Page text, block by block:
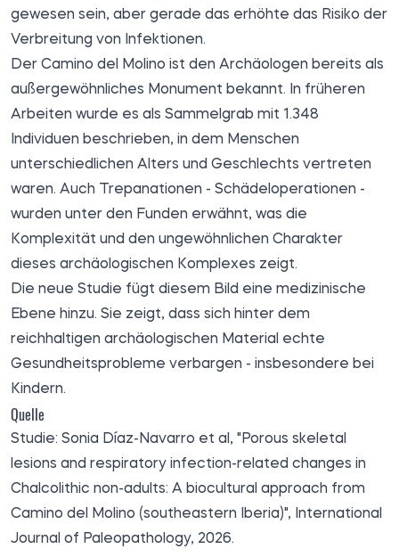
gewesen sein, aber gerade das erhöhte das Risiko der
Verbreitung von Infektionen.
Der Camino del Molino ist den Archäologen bereits als
außergewöhnliches Monument bekannt. In früheren
Arbeiten wurde es als Sammelgrab mit 1.348
Individuen beschrieben, in dem Menschen
unterschiedlichen Alters und Geschlechts vertreten
waren. Auch Trepanationen - Schädeloperationen -
wurden unter den Funden erwähnt, was die
Komplexität und den ungewöhnlichen Charakter
dieses archäologischen Komplexes zeigt.
Die neue Studie fügt diesem Bild eine medizinische
Ebene hinzu. Sie zeigt, dass sich hinter dem
reichhaltigen archäologischen Material echte
Gesundheitsprobleme verbargen - insbesondere bei
Kindern.
Quelle
Studie: Sonia Díaz-Navarro et al, "Porous skeletal
lesions and respiratory infection-related changes in
Chalcolithic non-adults: A biocultural approach from
Camino del Molino (southeastern Iberia)", International
Journal of Paleopathology, 2026.